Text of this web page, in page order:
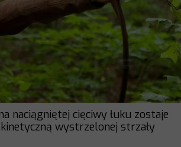
naciągniętej cięciwy łuku zostaje
wystrzelonej strzały